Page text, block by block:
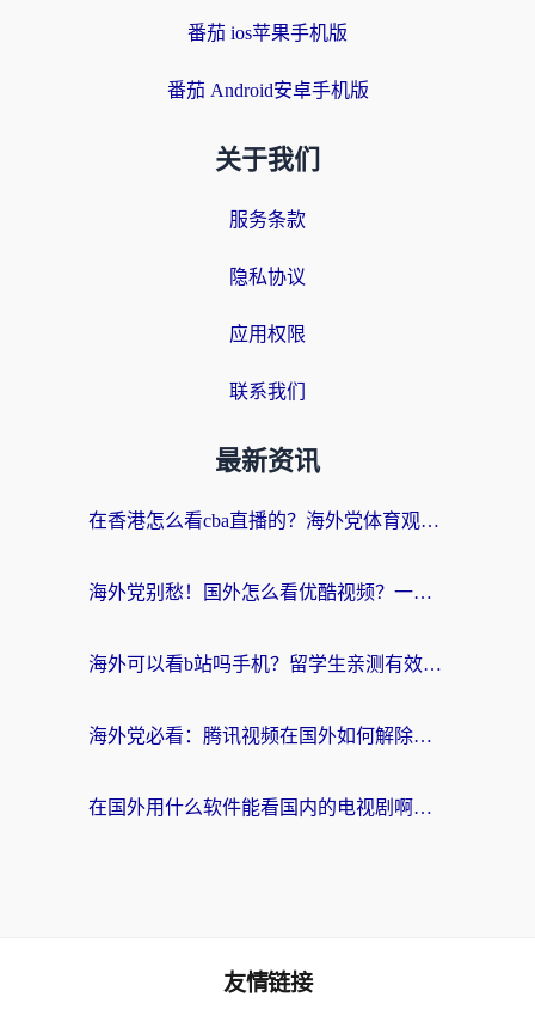
番茄 ios苹果手机版
番茄 Android安卓手机版
关于我们
服务条款
隐私协议
应用权限
联系我们
最新资讯
在香港怎么看cba直播的？海外党体育观赛终极指南：告别版权限制，畅享中文解说
海外党别愁！国外怎么看优酷视频？一招解决追剧、看直播难题
海外可以看b站吗手机？留学生亲测有效的回国加速指南
海外党必看：腾讯视频在国外如何解除地域限制？附优酷咪咕使用指南
在国外用什么软件能看国内的电视剧啊？留学生亲测有效的回国加速方案
友情链接